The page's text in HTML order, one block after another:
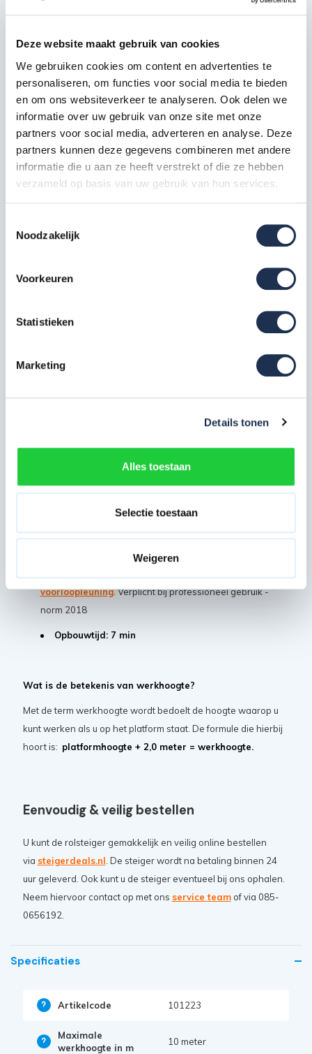
Deze website maakt gebruik van cookies
We gebruiken cookies om content en advertenties te
personaliseren, om functies voor social media te bieden
en om ons websiteverkeer te analyseren. Ook delen we
informatie over uw gebruik van onze site met onze
partners voor social media, adverteren en analyse. Deze
partners kunnen deze gegevens combineren met andere
informatie die u aan ze heeft verstrekt of die ze hebben
verzameld op basis van uw gebruik van hun services.
Noodzakelijk
Voorkeuren
Statistieken
Marketing
Details tonen
Alles toestaan
Selectie toestaan
Weigeren
Artikelcode: 40209
dienen als een impressie.
Al onze steigers zijn TÜV gecertificeerd. klik hieronder voor
ons certificaat:
Extra informatie
Door de aangepaste opbouw van deze onderdelen
kunnen wij de Basic rolsteigers zeer voordelig aan u
of normeringen
Alle steigeronderdelen zijn later ook los na te
bestellen voor eventuele uitbreiding
Gemaakt van licht gewicht aluminium waardoor de
voorloopleuning. Verplicht bij professioneel gebruik -
norm 2018
Opbouwtijd: 7 min
Wat is de betekenis van werkhoogte?
Met de term werkhoogte wordt bedoelt de hoogte waarop u
kunt werken als u op het platform staat. De formule die hierbij
hoort is: platformhoogte + 2,0 meter = werkhoogte.
Eenvoudig & veilig bestellen
U kunt de rolsteiger gemakkelijk en veilig online bestellen
via steigerdeals.nl . De steiger wordt na betaling binnen 24
uur geleverd. Ook kunt u de steiger eventueel bij ons ophalen.
Neem hiervoor contact op met ons service teamof via 085-
0656192.
Specificaties
Artikelcode 101223
Maximale
werkhoogte in m
10 meter